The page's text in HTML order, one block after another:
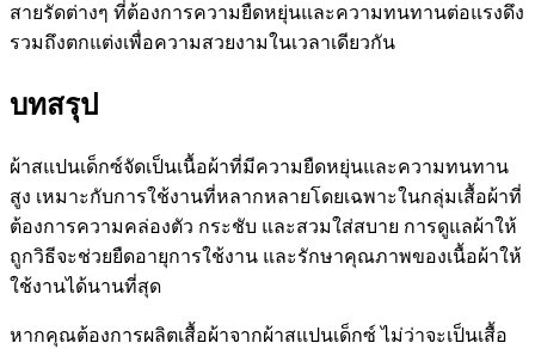
สายรัดต่างๆ ที่ต้องการความยืดหยุ่นและความทนทานต่อแรงดึง
รวมถึงตกแต่งเพื่อความสวยงามในเวลาเดียวกัน
บทสรุป
ผ้าสแปนเด็กซ์จัดเป็นเนื้อผ้าที่มีความยืดหยุ่นและความทนทาน
สูง เหมาะกับการใช้งานที่หลากหลายโดยเฉพาะในกลุ่มเสื้อผ้าที่
ต้องการความคล่องตัว กระชับ และสวมใส่สบาย การดูแลผ้าให้
ถูกวิธีจะช่วยยืดอายุการใช้งาน และรักษาคุณภาพของเนื้อผ้าให้
ใช้งานได้นานที่สุด
หากคุณต้องการผลิตเสื้อผ้าจากผ้าสแปนเด็กซ์ ไม่ว่าจะเป็นเสื้อ